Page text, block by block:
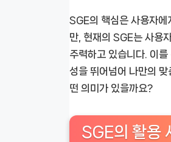
SGE의 핵심은 사용자에
만, 현재의 SGE는 사용
주력하고 있습니다. 이
성을 뛰어넘어 나만의
떤 의미가 있을까요?
SGE의 활용